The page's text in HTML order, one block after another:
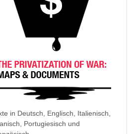
in Deutsch, Englisch, Italienisch,
Portugiesisch und